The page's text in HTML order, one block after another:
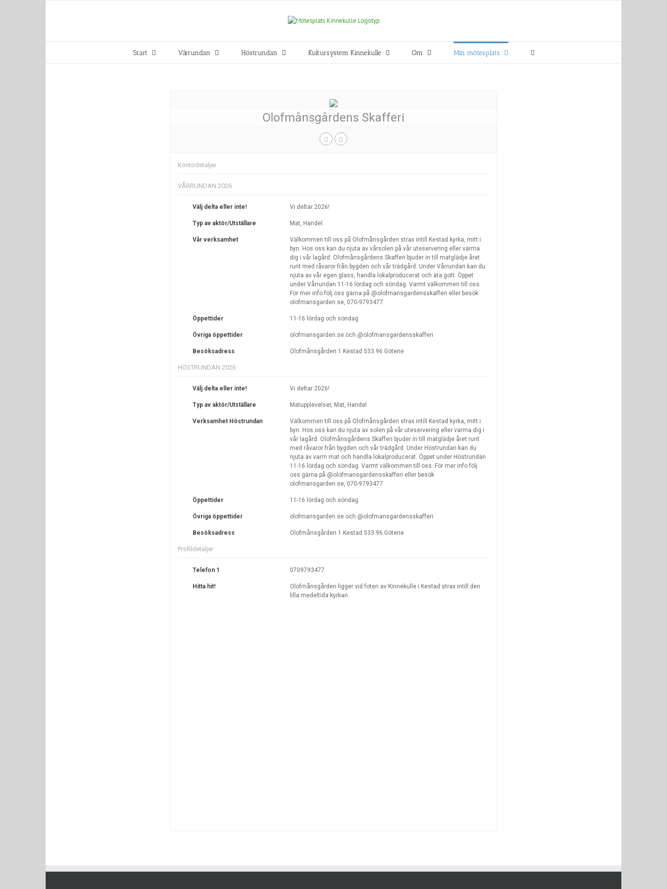
Start Vårrundan Höstrundan Kultursystem Kinnekulle Om Min mötesplats
Olofmånsgårdens Skafferi
Kontodetaljer
VÅRRUNDAN 2026
Välj delta eller inte! Vi deltar 2026!
Typ av aktör/Utställare Mat, Handel
Vår verksamhet
Välkommen till oss på Olofmånsgården strax intill Kestad kyrka, mitt i
byn. Hos oss kan du njuta av vårsolen på vår uteservering eller värma
dig i vår lagård. Olofmånsgårdens Skafferi bjuder in till matglädje året
runt med råvaror från bygden och vår trädgård. Under Vårrundan kan du
njuta av vår egen glass, handla lokalproducerat och äta gott. Öppet
under Vårrundan 11-16 lördag och söndag. Varmt välkommen till oss.
För mer info följ oss gärna på @olofmansgardensskafferi eller besök
olofmansgarden.se, 070-9793477.
Öppettider 11-16 lördag och söndag
Övriga öppettider olofmansgarden.se och @olofmansgardensskafferi
Besöksadress Olofmånsgården 1 Kestad 533 96 Götene
HÖSTRUNDAN 2026
Välj delta eller inte! Vi deltar 2026!
Typ av aktör/Utställare Matupplevelser, Mat, Handel
Verksamhet Höstrundan
Välkommen till oss på Olofmånsgården strax intill Kestad kyrka, mitt i
byn. Hos oss kan du njuta av solen på vår uteservering eller värma dig i
vår lagård. Olofmånsgårdens Skafferi bjuder in till matglädje året runt
med råvaror från bygden och vår trädgård. Under Höstrundan kan du
njuta av varm mat och handla lokalproducerat. Öppet under Höstrundan
11-16 lördag och söndag. Varmt välkommen till oss. För mer info följ
oss gärna på @olofmansgardensskafferi eller besök
olofmansgarden.se, 070-9793477.
Öppettider 11-16 lördag och söndag
Övriga öppettider olofmansgarden.se och @olofmansgardensskafferi
Besöksadress Olofmånsgården 1 Kestad 533 96 Götene
Profildetaljer
Telefon 1 0709793477
Hitta hit!
Olofmånsgården ligger vid foten av Kinnekulle i Kestad strax intill den
lilla medeltida kyrkan.